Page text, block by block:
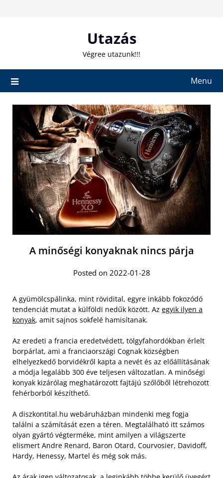
Utazás
Végree utazunk!!!
Menu
A minőségi konyaknak nincs párja
Posted on 2022-01-28
A gyümölcspálinka, mint rövidital, egyre inkább fokozódó
tendenciát mutat a külföldi nedűk között. Az egyik ilyen a
konyak, amit sajnos sokfelé hamisítanak.
Az eredeti a francia eredetvédett, tölgyfahordókban érlelt
borpárlat, ami a franciaországi Cognak községben
elhelyezkedő borvidékről kapta a nevét és az előállításának
a módja legalább 300 éve teljesen változatlan. A minőségi
konyak kizárólag meghatározott fajtájú szőlőből létrehozott
fehérborból készíthető.
A diszkontital.hu webáruházban mindenki meg fogja
találni a számítását ezen a téren. Megtalálható itt számos
olyan gyártó végterméke, mint amilyen a világszerte
elismert Andre Renard, Baron Otard, Courvosier, Davidoff,
Hardy, Henessy, Martel és még sok más.